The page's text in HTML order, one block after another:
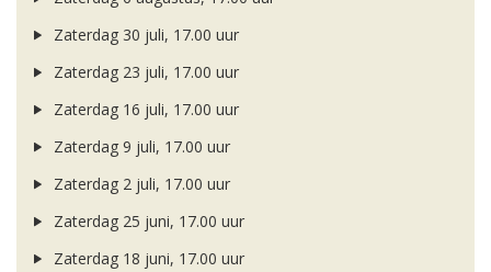
Zaterdag 30 juli, 17.00 uur
Zaterdag 23 juli, 17.00 uur
Zaterdag 16 juli, 17.00 uur
Zaterdag 9 juli, 17.00 uur
Zaterdag 2 juli, 17.00 uur
Zaterdag 25 juni, 17.00 uur
Zaterdag 18 juni, 17.00 uur